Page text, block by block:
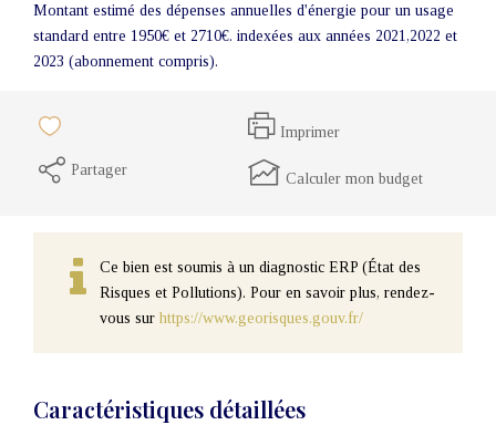
Montant estimé des dépenses annuelles d'énergie pour un usage
standard entre 1950€ et 2710€. indexées aux années 2021,2022 et
2023 (abonnement compris).
Imprimer
Partager
Calculer mon budget
Ce bien est soumis à un diagnostic ERP (État des
Risques et Pollutions). Pour en savoir plus, rendez-
vous sur https://www.georisques.gouv.fr/
Caractéristiques détaillées